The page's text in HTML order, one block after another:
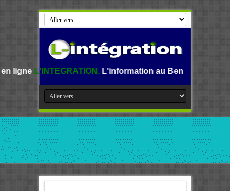
L'information au Benin, en Afrique et dans le